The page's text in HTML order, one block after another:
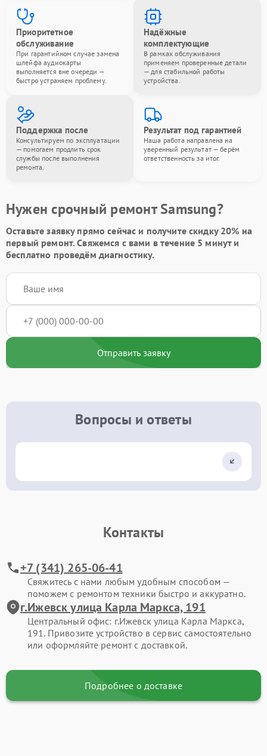
Приоритетное
обслуживание
При гарантийном случае замена
шлейфа аудиокарты
выполняется вне очереди —
быстро устраняем проблему.
Надёжные
комплектующие
В рамках обслуживания
применяем проверенные детали
— для стабильной работы
устройства.
Поддержка после
Консультируем по эксплуатации
— помогаем продлить срок
службы после выполнения
ремонта.
Результат под гарантией
Наша работа направлена на
уверенный результат — берём
ответственность за итог.
Нужен срочный ремонт Samsung?
Оставьте заявкупрямо сейчас и получите скидку 20% на
первый ремонт. Свяжемся с вами в течение 5 минут и
бесплатно проведём диагностику.
Отправить заявку
Вопросы и ответы
Контакты
+7 (341) 265-06-41
Свяжитесь с нами любым удобным способом —
поможем с ремонтом техники быстро и аккуратно.
г.Ижевск улица Карла Маркса, 191
Центральный офис: г.Ижевск улица Карла Маркса,
191. Привозите устройство в сервис самостоятельно
или оформляйте ремонт с доставкой.
Подробнее о доставке